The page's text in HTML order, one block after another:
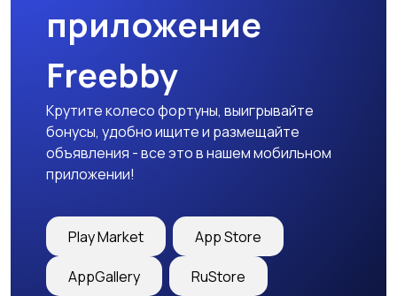
приложение
Freebby
Крутите колесо фортуны, выигрывайте
бонусы, удобно ищите и размещайте
объявления - все это в нашем мобильном
приложении!
Play Market App Store
AppGallery RuStore